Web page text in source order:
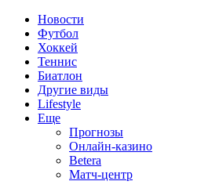
Новости
Футбол
Хоккей
Теннис
Биатлон
Другие виды
Lifestyle
Еще
Прогнозы
Онлайн-казино
Betera
Матч-центр